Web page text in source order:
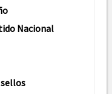
Nacional